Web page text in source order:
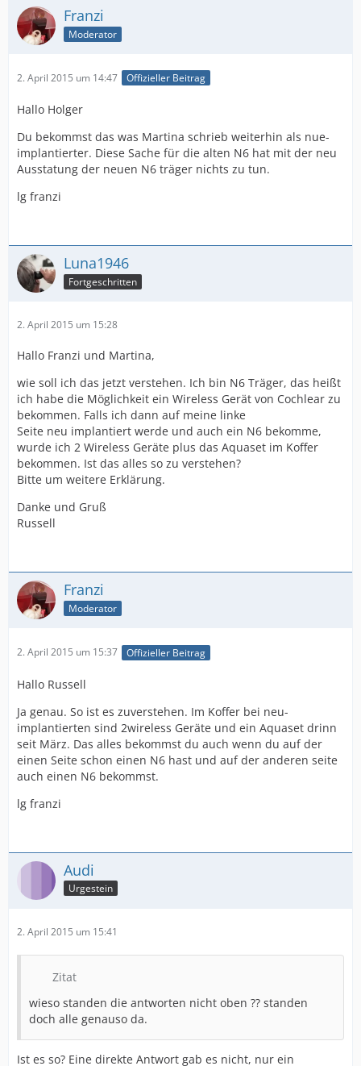
Franzi
Moderator
2. April 2015 um 14:47 Offizieller Beitrag
Hallo Holger
Du bekommst das was Martina schrieb weiterhin als nue-
implantierter. Diese Sache für die alten N6 hat mit der neu
Ausstatung der neuen N6 träger nichts zu tun.
lg franzi
Luna1946
Fortgeschritten
2. April 2015 um 15:28
Hallo Franzi und Martina,
wie soll ich das jetzt verstehen. Ich bin N6 Träger, das heißt
ich habe die Möglichkeit ein Wireless Gerät von Cochlear zu
bekommen. Falls ich dann auf meine linke
Seite neu implantiert werde und auch ein N6 bekomme,
wurde ich 2 Wireless Geräte plus das Aquaset im Koffer
bekommen. Ist das alles so zu verstehen?
Bitte um weitere Erklärung.
Danke und Gruß
Russell
Franzi
Moderator
2. April 2015 um 15:37 Offizieller Beitrag
Hallo Russell
Ja genau. So ist es zuverstehen. Im Koffer bei neu-
implantierten sind 2wireless Geräte und ein Aquaset drinn
seit März. Das alles bekommst du auch wenn du auf der
einen Seite schon einen N6 hast und auf der anderen seite
auch einen N6 bekommst.
lg franzi
Audi
Urgestein
2. April 2015 um 15:41
Zitat
wieso standen die antworten nicht oben ?? standen
doch alle genauso da.
Ist es so? Eine direkte Antwort gab es nicht, nur ein